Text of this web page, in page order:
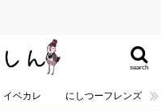
search
イベカレ にしつーフレンズ